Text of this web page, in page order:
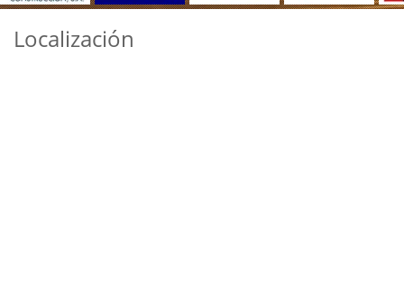
Localización